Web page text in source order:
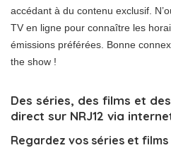
accédant à du contenu exclusif.
TV en ligne pour connaître les
émissions préférées. Bonne
the show !
Des séries, des films et
direct sur NRJ12 via
Regardez vos séries et